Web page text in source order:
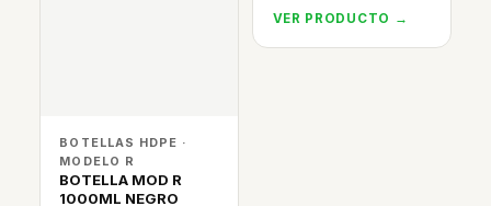
BOTELLAS HDPE ·
MODELO R
BOTELLA MOD R
1000ML NEGRO
VER PRODUCTO →